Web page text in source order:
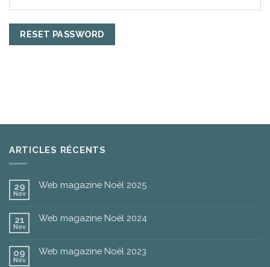
RESET PASSWORD
ARTICLES RÉCENTS
29
Nov
Web magazine Noël 2025
21
Nov
Web magazine Noël 2024
09
Nov
Web magazine Noël 2023